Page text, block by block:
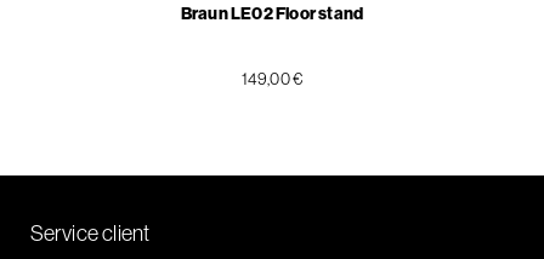
Braun LE02 Floor stand
149,00 €
Service client